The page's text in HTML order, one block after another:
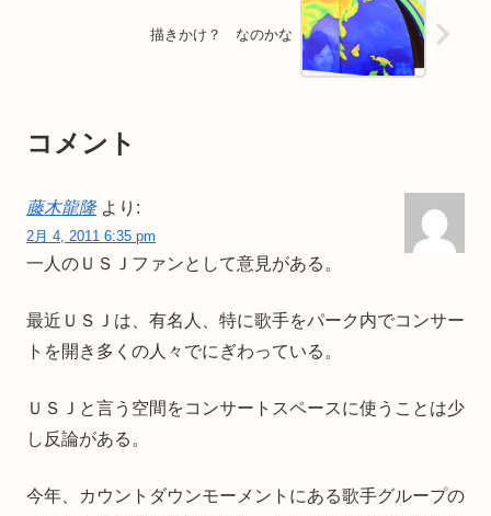
描きかけ？ なのかな
コメント
藤木龍隆 より:
2月 4, 2011 6:35 pm
一人のＵＳＪファンとして意見がある。
最近ＵＳＪは、有名人、特に歌手をパーク内でコンサー
トを開き多くの人々でにぎわっている。
ＵＳＪと言う空間をコンサートスペースに使うことは少
し反論がある。
今年、カウントダウンモーメントにある歌手グループの